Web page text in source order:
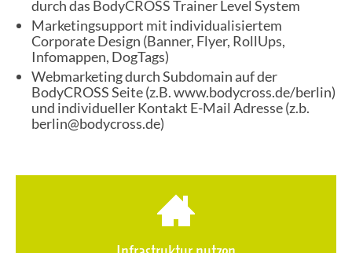
durch das BodyCROSS Trainer Level System
Marketingsupport mit individualisiertem
Corporate Design (Banner, Flyer, RollUps,
Infomappen, DogTags)
Webmarketing durch Subdomain auf der
BodyCROSS Seite (z.B. www.bodycross.de/berlin)
und individueller Kontakt E-Mail Adresse (z.b.
berlin@bodycross.de)